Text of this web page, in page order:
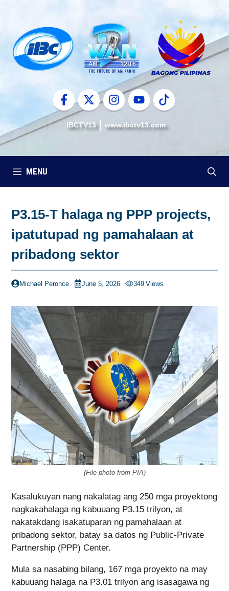
content
IBCTV13 www.ibctv13.com
MENU
P3.15-T halaga ng PPP projects,
ipatutupad ng pamahalaan at
pribadong sektor
Michael Peronce June 5, 2026 349 Views
(File photo from PIA)
Kasalukuyan nang nakalatag ang 250 mga proyektong
nagkakahalaga ng kabuuang P3.15 trilyon, at
nakatakdang isakatuparan ng pamahalaan at
pribadong sektor, batay sa datos ng Public-Private
Partnership (PPP) Center.
Mula sa nasabing bilang, 167 mga proyekto na may
kabuuang halaga na P3.01 trilyon ang isasagawa ng